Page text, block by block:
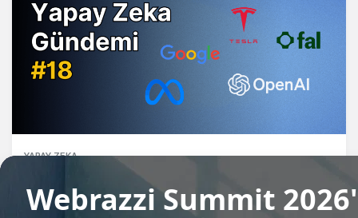
YAPAY ZEKA
Yapay Zeka Gündemi #18